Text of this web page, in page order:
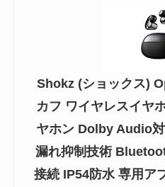
Shokz (ショックス)
カフ ワイヤレスイヤ
ヤホン Dolby Audio
漏れ抑制技術
接続 IP54防水 専用ア